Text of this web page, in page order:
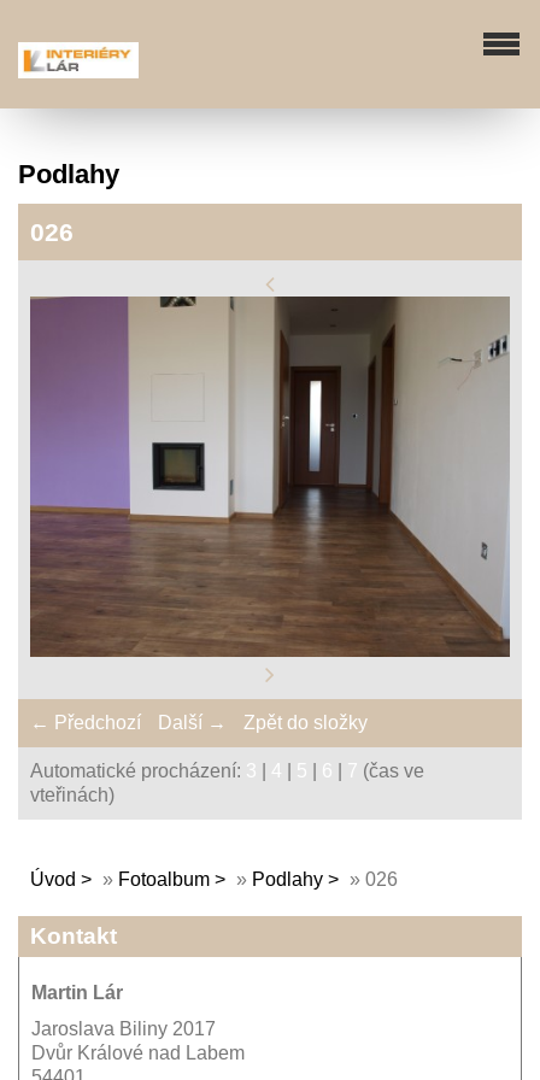
Podlahy
026
← Předchozí Další → Zpět do složky
Automatické procházení: 3 4 5 6 7 (čas ve
vteřinách)
Úvod » Fotoalbum » Podlahy » 026
Kontakt
Martin Lár
Jaroslava Biliny 2017
Dvůr Králové nad Labem